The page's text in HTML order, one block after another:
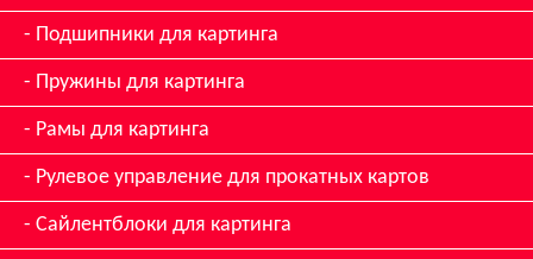
Подшипники для картинга
Пружины для картинга
Рамы для картинга
Рулевое управление для прокатных картов
Сайлентблоки для картинга